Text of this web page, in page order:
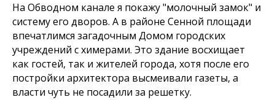
На Обводном канале я покажу "молочный замок" и
систему его дворов. А в районе Сенной площади
впечатлимся загадочным Домом городских
учреждений с химерами. Это здание восхищает
как гостей, так и жителей города, хотя после его
постройки архитектора высмеивали газеты, а
власти чуть не посадили за решетку.